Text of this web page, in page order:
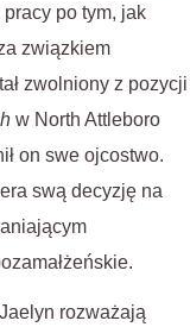
pracy po tym, jak
związkiem
zwolniony z pozycji
w North Attleboro
on swe ojcostwo.
swą decyzję na
rozważają